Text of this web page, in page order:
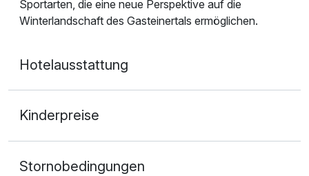
Sportarten, die eine neue Perspektive auf die
Winterlandschaft des Gasteinertals ermöglichen.
Hotelausstattung
Kinderpreise
Stornobedingungen